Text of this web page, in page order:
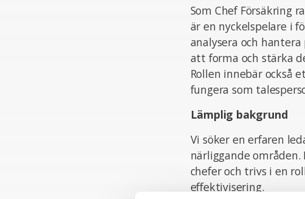
Som Chef Försäkring
är en nyckelspelare i
analysera och
att forma och stärka
Rollen innebär också
fungera som
Lämplig bakgrund
Vi söker en erfaren
närliggande
chefer och trivs i en
effektivisering.